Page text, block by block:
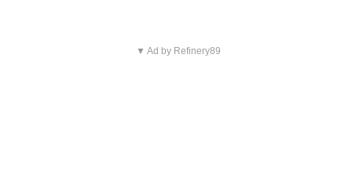
▼ Ad by Refinery89